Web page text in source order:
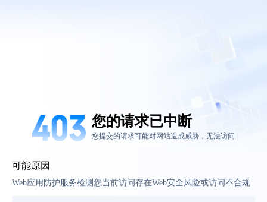
您的请求已中断
您提交的请求可能对网站造成威胁，无法访问
可能原因
Web应用防护服务检测您当前访问存在Web安全风险或访问不合规